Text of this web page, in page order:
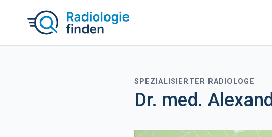
SPEZIALISIERTER RADIOLOGE
Dr. med.